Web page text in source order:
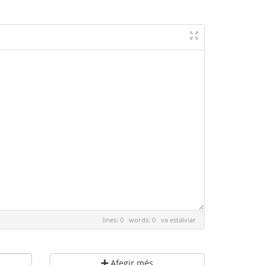
lines: 0 words: 0 va estalviar